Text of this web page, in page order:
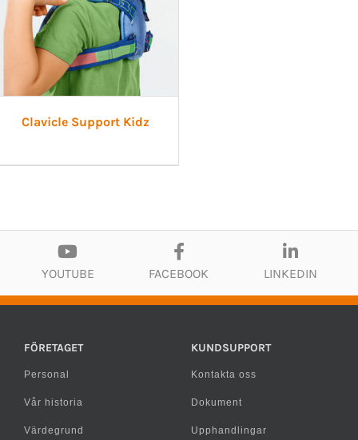
Clavicle Support Kidz
YOUTUBE FACEBOOK LINKEDIN
FÖRETAGET
Personal
Vår historia
Värdegrund
KUNDSUPPORT
Kontakta oss
Dokument
Upphandlingar